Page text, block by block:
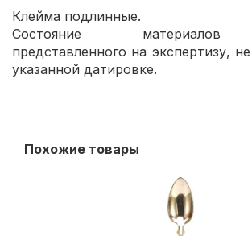
Клейма подлинные.
Состояние материалов
представленного на экспертизу,
указанной датировке.
Похожие товары